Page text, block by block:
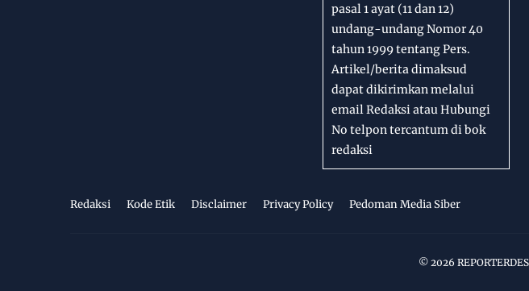
pasal 1 ayat (11 dan 12)
undang-undang Nomor 40
tahun 1999 tentang Pers.
Artikel/berita dimaksud
dapat dikirimkan melalui
email Redaksi atau Hubungi
No telpon tercantum di bok
redaksi
Redaksi Kode Etik Disclaimer Privacy Policy Pedoman Media Siber
© 2026